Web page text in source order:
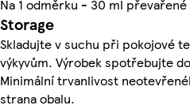
Na 1 odměrku - 30 ml
Storage
Skladujte v suchu při pokojové
výkyvům. Výrobek spotřebujte
Minimální trvanlivost
strana obalu.